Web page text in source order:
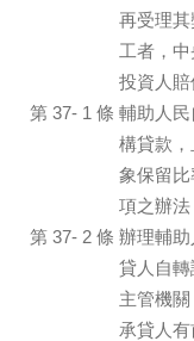
再受理
工者，
投資人
第 37- 1 條 輔助人
構貸款
象保留
項之辦
第 37- 2 條 辦理輔
貸人自
主管機
承貸人